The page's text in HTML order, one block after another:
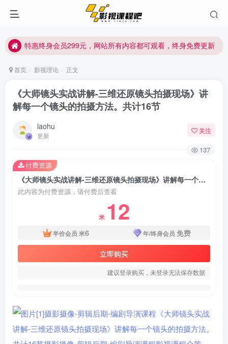
特惠终身会员299元，网站所有内容都可观看，终身免费更新
特惠终身会员299元，网站所有内容都可观看，终身免费更新
首页 影视理论 正文
《大师镜头实战讲解-三维还原镜头拍摄现场》讲
解每一个镜头的拍摄方法。共计16节
laohu
更新
关注
137
《大师镜头实战讲解-三维还原镜头拍摄现场》讲解每一个镜头的拍摄方法。共计16节
此内容为付费资源，请付费后查看
米 12
半价会员 米6 年/终身会员 免费
立即购买
建议登录购买，未登录无法保存数据
付费资源